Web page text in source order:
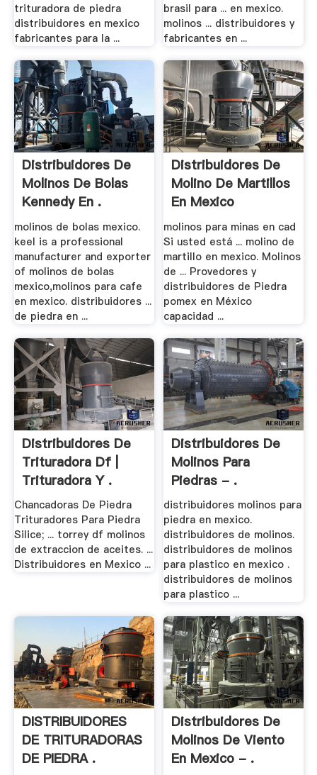
trituradora de piedra
distribuidores en mexico
fabricantes para la ...
brasil para ... en mexico.
molinos ... distribuidores y
fabricantes en ...
Distribuidores De
Molinos De Bolas
Kennedy En .
molinos de bolas mexico.
keel is a professional
manufacturer and exporter
of molinos de bolas
mexico,molinos para cafe
en mexico. distribuidores ...
de piedra en ...
Distribuidores De
Molino De Martillos
En Mexico
molinos para minas en cad
Si usted está ... molino de
martillo en mexico. Molinos
de ... Provedores y
distribuidores de Piedra
pomex en México
capacidad ...
Distribuidores De
Trituradora Df |
Trituradora Y .
Chancadoras De Piedra
Trituradores Para Piedra
Silice; ... torrey df molinos
de extraccion de aceites. ...
Distribuidores en Mexico ...
Distribuidores De
Molinos Para
Piedras - .
distribuidores molinos para
piedra en mexico.
distribuidores de molinos.
distribuidores de molinos
para plastico en mexico .
distribuidores de molinos
para plastico ...
DISTRIBUIDORES
DE TRITURADORAS
DE PIEDRA .
Distribuidores De
Molinos De Viento
En Mexico - .